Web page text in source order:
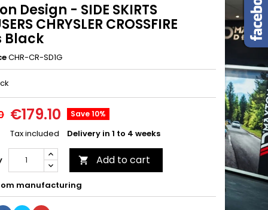
Design - SIDE SKIRTS
CHRYSLER CROSSFIRE
Black
CHR-CR-SD1G
€179.10 Save 10%
Tax included Delivery in 1 to 4 weeks
 Add to cart
manufacturing